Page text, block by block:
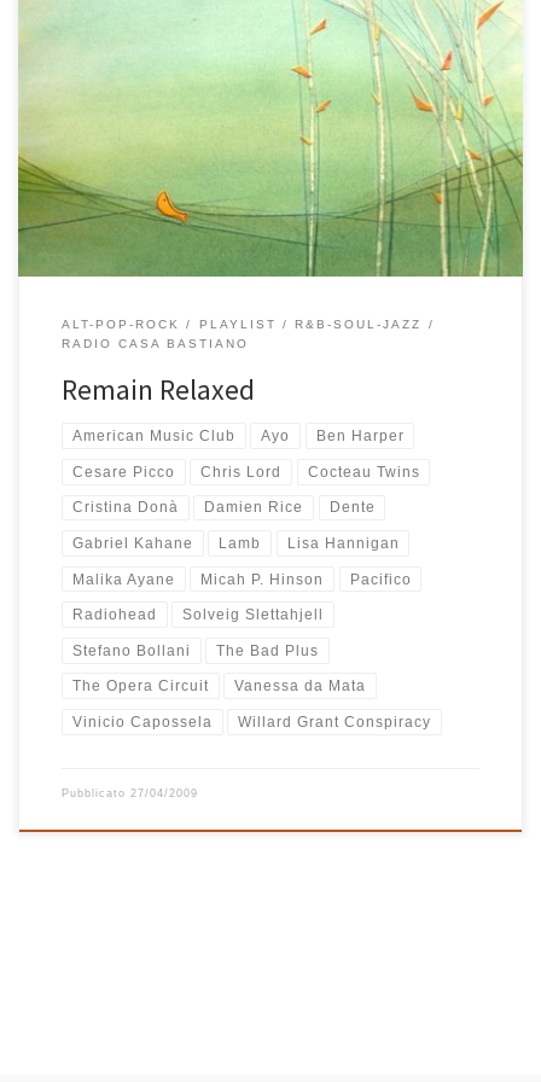
Playlist morbida, delicata, di fine inverno. Le giornate iniziano ad
allungarsi, ma la primavera stenta ancora ad arrivare. C’è ancora
bisogno di calma e tranquillità e di tanta buona musica. E’ per
questo che ho scelto, tra i tanti brani ascoltati ultimamente, quelli
che più si avvicinavano a questo cambiamento […]
ALT-POP-ROCK PLAYLIST
R&B-SOUL-JAZZ
RADIO CASA BASTIANO
Remain Relaxed
American Music Club Ayo Ben Harper
Cesare Picco Chris Lord Cocteau Twins
Cristina Donà Damien Rice Dente
Gabriel Kahane Lamb Lisa Hannigan
Malika Ayane Micah P. Hinson Pacifico
Radiohead Solveig Slettahjell
Stefano Bollani The Bad Plus
The Opera Circuit Vanessa da Mata
Vinicio Capossela Willard Grant Conspiracy
Pubblicato 27/04/2009